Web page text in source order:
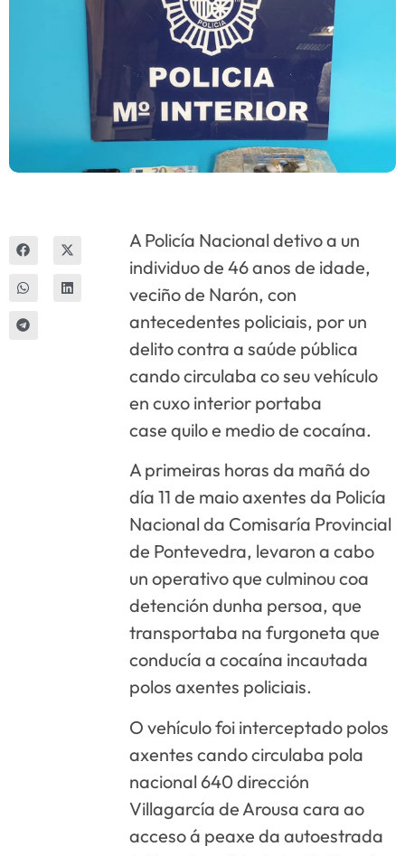
A Policía Nacional detivo a un
individuo de 46 anos de idade,
veciño de Narón, con
antecedentes policiais, por un
delito contra a saúde pública
cando circulaba co seu vehículo
en cuxo interior portaba
case quilo e medio de cocaína.
A primeiras horas da mañá do
día 11 de maio axentes da Policía
Nacional da Comisaría Provincial
de Pontevedra, levaron a cabo
un operativo que culminou coa
detención dunha persoa, que
transportaba na furgoneta que
conducía a cocaína incautada
polos axentes policiais.
O vehículo foi interceptado polos
axentes cando circulaba pola
nacional 640 dirección
Villagarcía de Arousa cara ao
acceso á peaxe da autoestrada